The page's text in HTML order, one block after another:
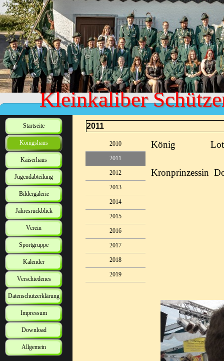
Kleinkaliber
Startseite
Königshaus
Kaiserhaus
Jugendabteilung
Bildergalerie
Jahresrückblick
Verein
Sportgruppe
Kalender
Verschiedenes
Datenschutzerklärung
Impressum
Download
Allgemein
2011
2010
2011
2012
2013
2014
2015
2016
2017
2018
2019
König
Kronprinzessin